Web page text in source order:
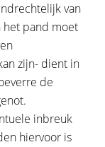
van
het pand moet
zijn- dient in
de
inbreuk
hiervoor is